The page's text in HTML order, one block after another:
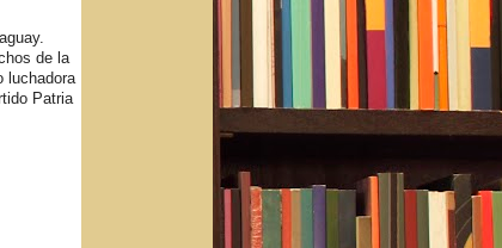
de la
luchadora
Patria